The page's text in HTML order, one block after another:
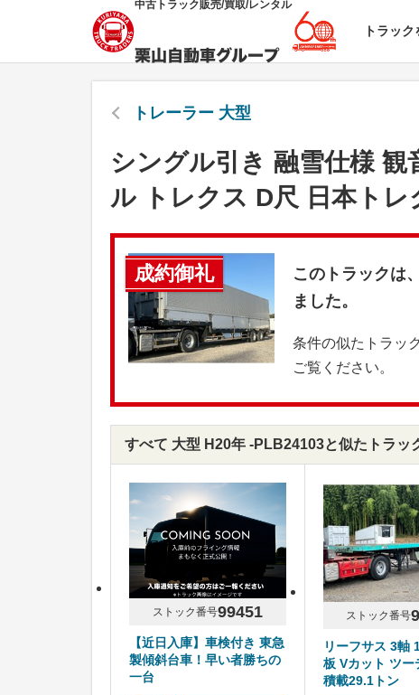
中古トラック販売/買取/レンタル
トラッ
トレーラー 大型
シングル引き 融雪仕様
ル トレクス D尺 日本トレ
成約御礼
このトラックは
ました。
条件の似たトラッ
ご覧ください。
すべて 大型 H20年 -PLB24103と似たトラッ
ストック番号99451
【近日入庫】車検付き 東急
製傾斜台車！早い者勝ちの
一台
ストック番号
リーフサス 3軸
板 Vカット ツー
積載29.1トン